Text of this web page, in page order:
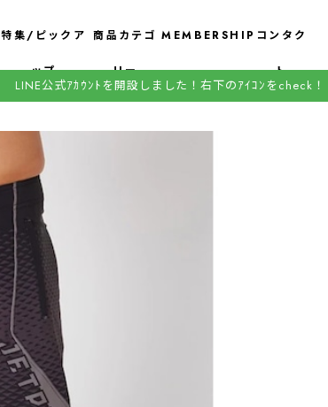
特集/ピックア
ップ
商品カテゴ
リー
MEMBERSHIP コンタク
ト
LINE公式ｱｶｳﾝﾄを開設しました！右下のｱｲｺﾝをcheck！